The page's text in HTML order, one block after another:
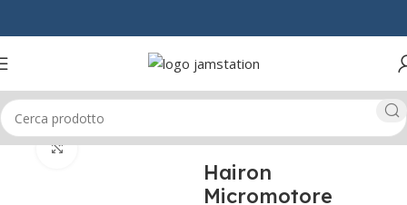
Home MANI & PIEDI MICROMOTORI
Click to enlarge
Hairon
Micromotore